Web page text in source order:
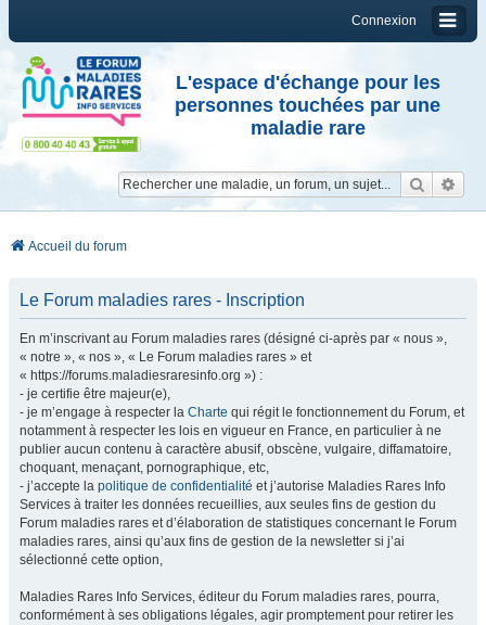
Connexion
L'espace d'échange pour les
personnes touchées par une
maladie rare
Accueil du forum
Le Forum maladies rares - Inscription
En m’inscrivant au Forum maladies rares (désigné ci-après par « nous »,
« notre », « nos », « Le Forum maladies rares » et
« https://forums.maladiesraresinfo.org ») :
- je certifie être majeur(e),
- je m’engage à respecter la Charte qui régit le fonctionnement du Forum, et
notamment à respecter les lois en vigueur en France, en particulier à ne
publier aucun contenu à caractère abusif, obscène, vulgaire, diffamatoire,
choquant, menaçant, pornographique, etc,
- j’accepte la politique de confidentialité et j’autorise Maladies Rares Info
Services à traiter les données recueillies, aux seules fins de gestion du
Forum maladies rares et d’élaboration de statistiques concernant le Forum
maladies rares, ainsi qu’aux fins de gestion de la newsletter si j’ai
sélectionné cette option,
Maladies Rares Info Services, éditeur du Forum maladies rares, pourra,
conformément à ses obligations légales, agir promptement pour retirer les